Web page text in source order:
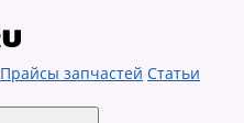
Прайсы запчастей Статьи